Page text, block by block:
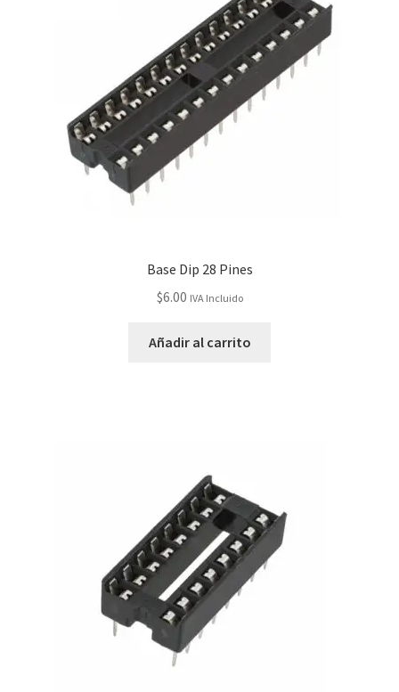
Base Dip 28 Pines
$6.00 IVA Incluido
Añadir al carrito